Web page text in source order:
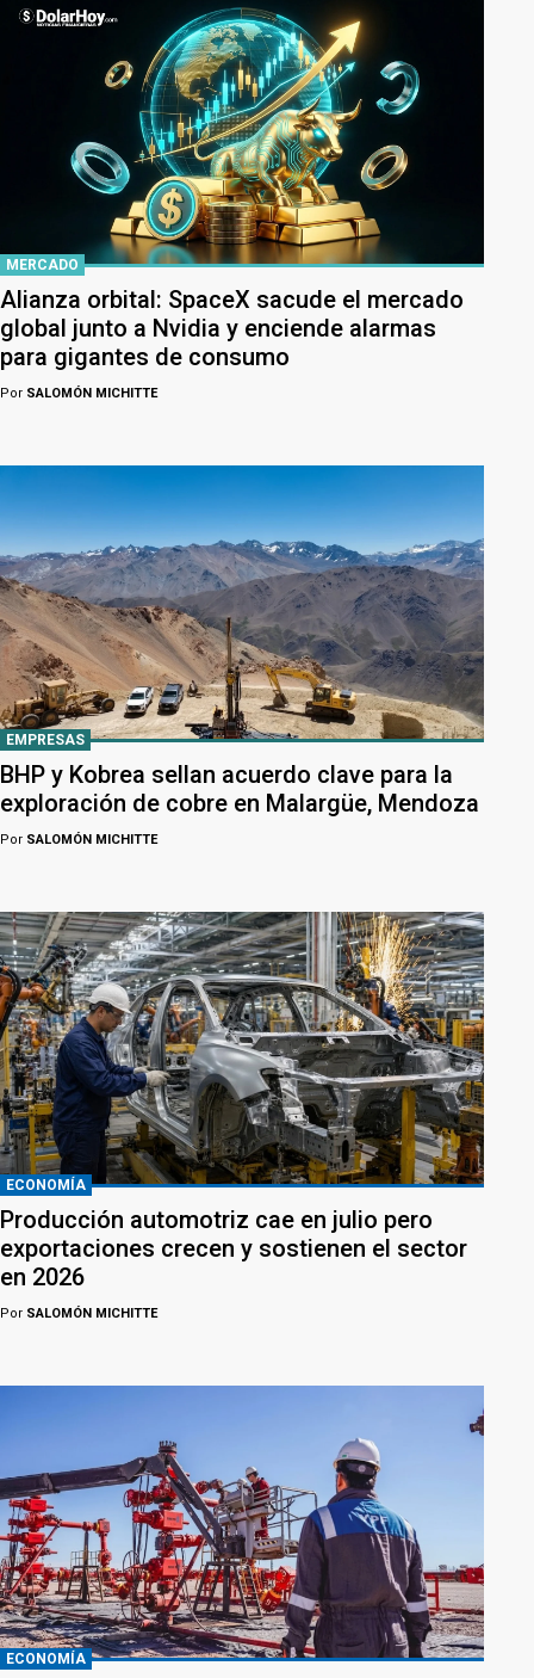
MERCADO
Alianza orbital: SpaceX sacude el mercado
global junto a Nvidia y enciende alarmas
para gigantes de consumo
Por SALOMÓN MICHITTE
EMPRESAS
BHP y Kobrea sellan acuerdo clave para la
exploración de cobre en Malargüe, Mendoza
Por SALOMÓN MICHITTE
ECONOMÍA
Producción automotriz cae en julio pero
exportaciones crecen y sostienen el sector
en 2026
Por SALOMÓN MICHITTE
ECONOMÍA